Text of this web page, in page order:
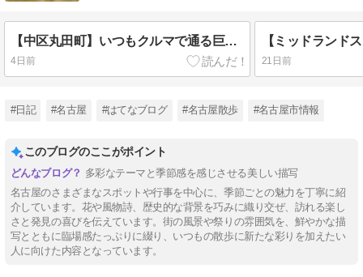
【中区丸田町】いつもクルマで通る巨大交差点。自分の足で歩いたら見えてきた、江戸時代の小さなタイムカプセル！？名古屋散歩
4日前 21日前
#日記 #名古屋 #はてなブログ #名古屋散歩 #名古屋市情報
このブログのここがポイント
多彩なテーマと季節感を感じさせる美しい描写
名古屋のさまざまなスポットや行事を中心に、季節ごとの魅力を丁寧に紹
介しています。花や風物詩、歴史的な背景を巧みに織り交ぜ、訪れる楽し
さと発見の喜びを伝えています。街の風景や祭りの雰囲気を、鮮やかな描
写とともに臨場感たっぷりに綴り、いつもの散歩に新たな彩りを加えたい
人に向けた内容となっています。